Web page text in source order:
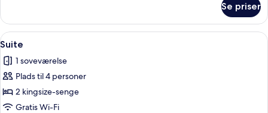
Se priser
Indlæs
alle
billeder
af
Suite
Suite | Badeværelse | Bruser,
8
Suite
1 soveværelse
Plads til 4 personer
2 kingsize-senge
Gratis Wi-Fi